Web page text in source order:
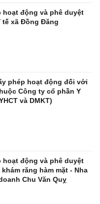
hoạt động và phê duyệt
tế xã Đồng Đăng
phép hoạt động đối với
Công ty cổ phần Y
và DMKT)
hoạt động và phê duyệt
răng hàm mặt - Nha
Chu Văn Quỵ